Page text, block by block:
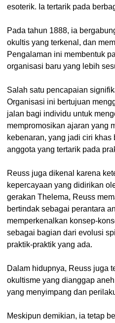
esoterik. Ia tertarik pada
Pada tahun 1888, ia
okultis yang terkenal, dan
Pengalaman ini membentuk
organisasi baru yang lebih
Salah satu pencapaian
Organisasi ini bertujuan
jalan bagi individu untuk
mempromosikan ajaran yang
kebenaran, yang jadi ciri
anggota yang tertarik pada
Reuss juga dikenal karena
kepercayaan yang didirikan
gerakan Thelema, Reuss
bertindak sebagai perantara
memperkenalkan konsep-
sebagai bagian dari evolusi
praktik-praktik yang ada.
Dalam hidupnya, Reuss juga
okultisme yang dianggap
yang menyimpang dan
Meskipun demikian, ia tetap